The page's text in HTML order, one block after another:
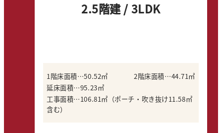
2.5階建 / 3LDK
1階床面積…50.52㎡
2階床面積…44.71㎡
延床面積…95.23㎡
工事面積…106.81㎡（ポーチ・吹き抜け11.58㎡
含む）